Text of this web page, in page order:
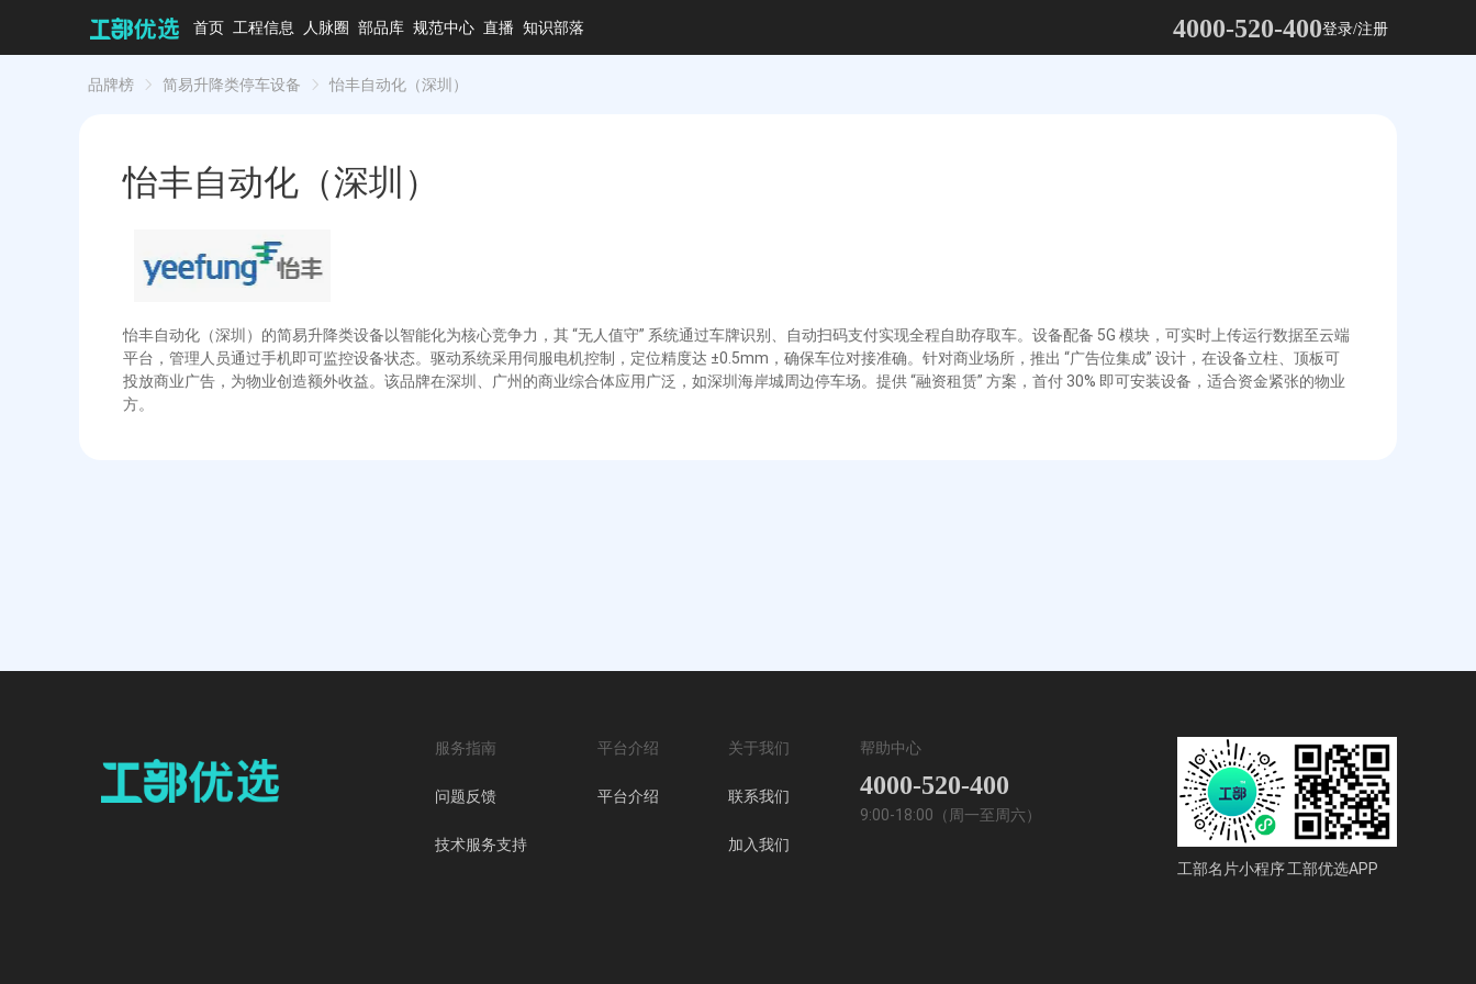
首页 工程信息 人脉圈 部品库 规范中心 直播 知识部落 4000-520-400登录/注册
品牌榜 简易升降类停车设备 怡丰自动化（深圳）
怡丰自动化（深圳）
怡丰自动化（深圳）的简易升降类设备以智能化为核心竞争力，其 “无人值守” 系统通过车牌识别、自动扫码支付实现全程自助存取车。设备配备 5G 模块，可实时上传运行数据至云端
平台，管理人员通过手机即可监控设备状态。驱动系统采用伺服电机控制，定位精度达 ±0.5mm，确保车位对接准确。针对商业场所，推出 “广告位集成” 设计，在设备立柱、顶板可
投放商业广告，为物业创造额外收益。该品牌在深圳、广州的商业综合体应用广泛，如深圳海岸城周边停车场。提供 “融资租赁” 方案，首付 30% 即可安装设备，适合资金紧张的物业
方。
服务指南
问题反馈
技术服务支持
平台介绍
平台介绍
关于我们
联系我们
加入我们
帮助中心
4000-520-400
9:00-18:00（周一至周六）
工部名片小程序工部优选APP